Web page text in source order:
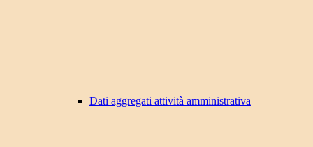
Dati aggregati attività amministrativa